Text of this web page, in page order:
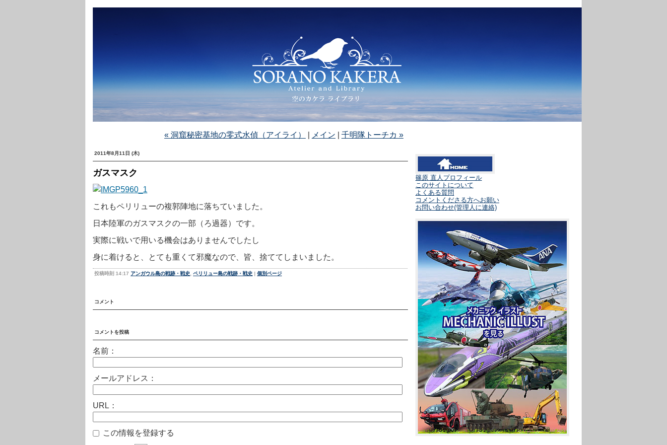
« 洞窟秘密基地の零式水偵（アイライ） メイン 千明隊トーチカ »
2011年8月11日 (木)
ガスマスク
これもペリリューの複郭陣地に落ちていました。
日本陸軍のガスマスクの一部（ろ過器）です。
実際に戦いで用いる機会はありませんでしたし
身に着けると、とても重くて邪魔なので、皆、捨ててしまいました。
投稿時刻 14:17 アンガウル島の戦跡・戦史 ペリリュー島の戦跡・戦史 | 個別ページ
コメント
コメントを投稿
名前：
メールアドレス：
URL：
この情報を登録する
篠原 直人プロフィール
このサイトについて
よくある質問
コメントくださる方へお願い
お問い合わせ(管理人に連絡)